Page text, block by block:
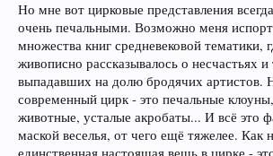
Но мне вот цирковые представления
очень печальными. Возможно меня
множества книг средневековой тематики,
живописно рассказывалось о несчастьях и
выпадавших на долю бродячих артистов.
современный цирк - это печальные
животные, усталые акробаты... И всё это
маской веселья, от чего ещё тяжелее. Как